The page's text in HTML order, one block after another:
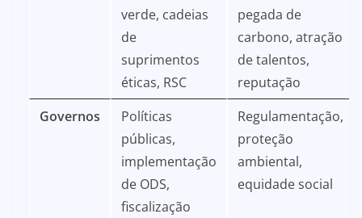
verde, cadeias
de
suprimentos
éticas, RSC
pegada de
carbono, atração
de talentos,
reputação
Governos
Políticas
públicas,
implementação
de ODS,
fiscalização
Regulamentação,
proteção
ambiental,
equidade social